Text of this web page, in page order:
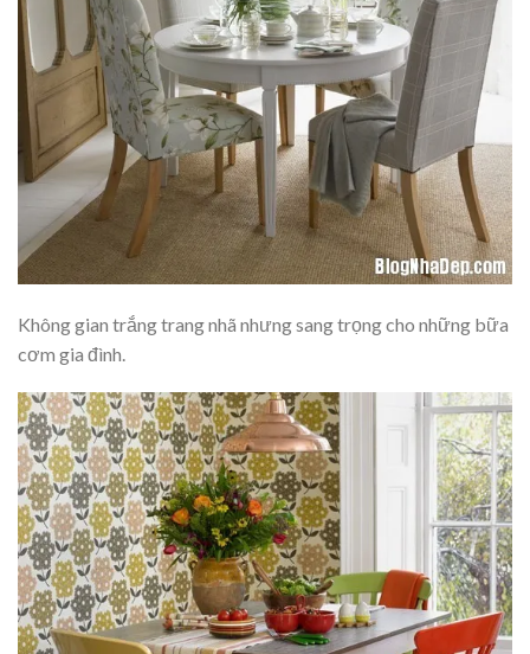
Không gian trắng trang nhã nhưng sang trọng cho những bữa
cơm gia đình.